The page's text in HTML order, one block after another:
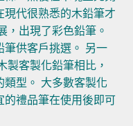
代很熟悉的木鉛筆才
，出現了彩色鉛筆。
供客戶挑選。 另一
製客製化鉛筆相比，
型。 大多數客製化
的禮品筆在使用後即可